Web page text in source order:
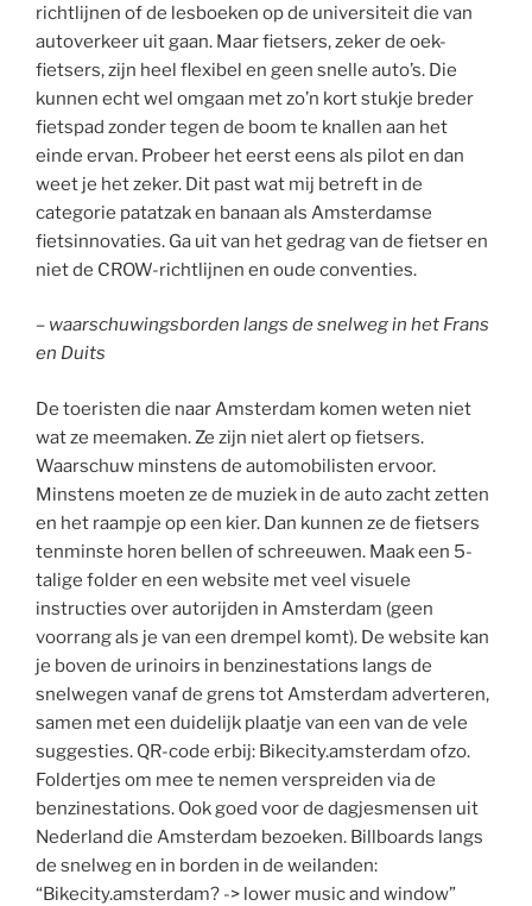
richtlijnen of de lesboeken op de universiteit die van
autoverkeer uit gaan. Maar fietsers, zeker de oek-
fietsers, zijn heel flexibel en geen snelle auto’s. Die
kunnen echt wel omgaan met zo’n kort stukje breder
fietspad zonder tegen de boom te knallen aan het
einde ervan. Probeer het eerst eens als pilot en dan
weet je het zeker. Dit past wat mij betreft in de
categorie patatzak en banaan als Amsterdamse
fietsinnovaties. Ga uit van het gedrag van de fietser en
niet de CROW-richtlijnen en oude conventies.
– waarschuwingsborden langs de snelweg in het Frans
en Duits
De toeristen die naar Amsterdam komen weten niet
wat ze meemaken. Ze zijn niet alert op fietsers.
Waarschuw minstens de automobilisten ervoor.
Minstens moeten ze de muziek in de auto zacht zetten
en het raampje op een kier. Dan kunnen ze de fietsers
tenminste horen bellen of schreeuwen. Maak een 5-
talige folder en een website met veel visuele
instructies over autorijden in Amsterdam (geen
voorrang als je van een drempel komt). De website kan
je boven de urinoirs in benzinestations langs de
snelwegen vanaf de grens tot Amsterdam adverteren,
samen met een duidelijk plaatje van een van de vele
suggesties. QR-code erbij: Bikecity.amsterdam ofzo.
Foldertjes om mee te nemen verspreiden via de
benzinestations. Ook goed voor de dagjesmensen uit
Nederland die Amsterdam bezoeken. Billboards langs
de snelweg en in borden in de weilanden:
“Bikecity.amsterdam? -> lower music and window”